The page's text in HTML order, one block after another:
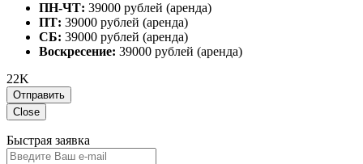
ПН-ЧТ: 39000 рублей (аренда)
ПТ: 39000 рублей (аренда)
СБ: 39000 рублей (аренда)
Воскресение: 39000 рублей (аренда)
22K
Отправить
Close
Быстрая заявка